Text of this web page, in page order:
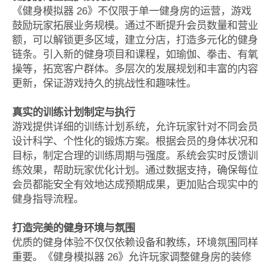
《健身模拟器 26》不仅限于单一健身房的运营，游戏
鼓励玩家拓展业务规模。通过不断提升会员数量和营业
额，可以解锁更多区域，建立分店，打造多元化的健身
链条。引入新的健身项目和课程，如瑜伽、拳击、有氧
操等，拓宽客户群体。多层次的发展规划和丰富的内容
更新，保证游戏持久的挑战性和趣味性。
真实的训练计划制定与执行
游戏提供详细的训练计划系统，允许玩家针对不同会员
设计科学、个性化的锻炼方案。根据会员的身体状况和
目标，制定合理的训练周期与强度。系统会实时反馈训
练效果，帮助玩家优化计划。通过数据支持，确保每位
会员都能安全有效地达成预期成果，更加贴合现实中的
健身指导流程。
打造完美的健身环境与氛围
优质的健身体验不仅仅依赖设备和教练，环境氛围同样
重要。《健身模拟器 26》允许玩家调整健身房的装修